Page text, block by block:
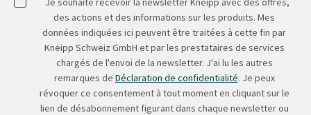
des actions et des informations sur les produits. Mes
données indiquées ici peuvent être traitées à cette fin par
Kneipp Schweiz GmbH et par les prestataires de services
chargés de l'envoi de la newsletter. J'ai lu les autres
remarques de Déclaration de confidentialité. Je peux
révoquer ce consentement à tout moment en cliquant sur le
lien de désabonnement figurant dans chaque newsletter ou